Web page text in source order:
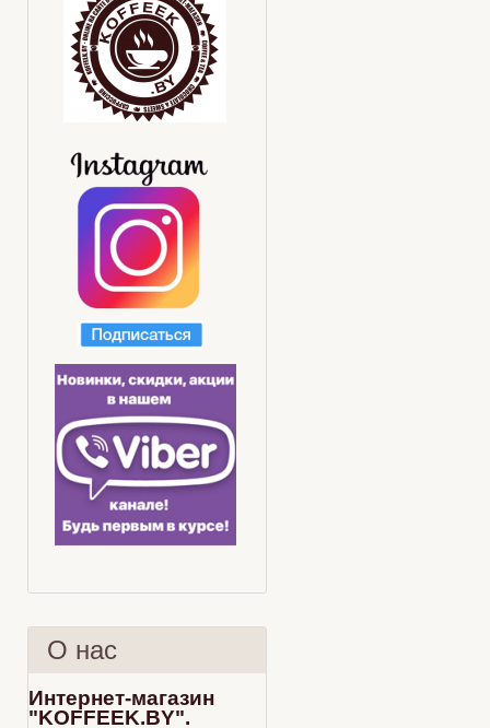
Верить или нет?
О нас
Интернет-магазин
"KOFFEEK.BY".